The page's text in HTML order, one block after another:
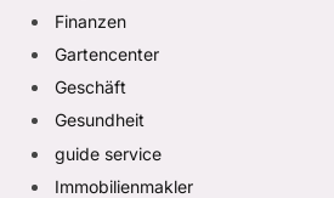
Finanzen
Gartencenter
Geschäft
Gesundheit
guide service
Immobilienmakler